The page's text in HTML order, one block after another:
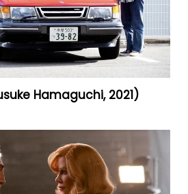
Hamaguchi, 2021)